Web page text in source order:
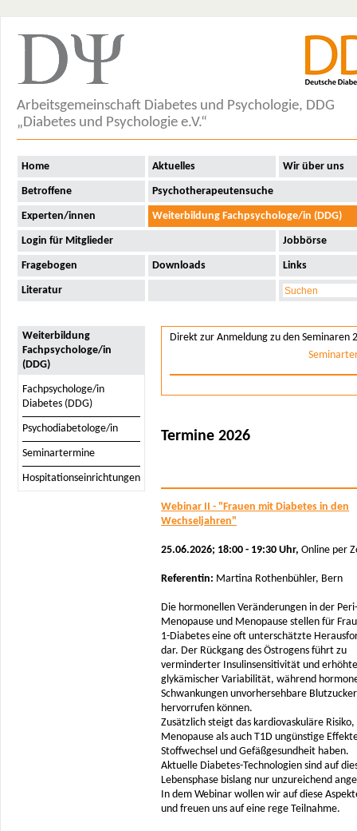
Arbeitsgemeinschaft Diabetes und Psychologie, DDG
„Diabetes und Psychologie e.V.“
Home Aktuelles Wir über uns
Betroffene Psychotherapeutensuche
Experten/innen Weiterbildung Fachpsychologe/in (DDG)
Login für Mitglieder Jobbörse
Fragebogen Downloads Links
Literatur
Weiterbildung
Fachpsychologe/in
(DDG)
Fachpsychologe/in
Diabetes (DDG)
Psychodiabetologe/in
Seminartermine
Hospitationseinrichtungen
Direkt zur Anmeldung zu den Seminaren
Termine 2026
Webinar II - "Frauen mit Diabetes in den
Wechseljahren"
25.06.2026; 18:00 - 19:30 Uhr, Online per
Referentin: Martina Rothenbühler, Bern
Die hormonellen Veränderungen in der Peri-
Menopause und Menopause stellen für
1-Diabetes eine oft unterschätzte
dar. Der Rückgang des Östrogens führt zu
verminderter Insulinsensitivität und
glykämischer Variabilität, während
Schwankungen unvorhersehbare
hervorrufen können.
Zusätzlich steigt das kardiovaskuläre
Menopause als auch T1D ungünstige
Stoffwechsel und Gefäßgesundheit haben.
Aktuelle Diabetes-Technologien sind auf
Lebensphase bislang nur unzureichend
In dem Webinar wollen wir auf diese
und freuen uns auf eine rege Teilnahme.